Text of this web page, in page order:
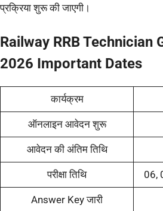
प्रक्रिया शुरू की जाएगी।
Railway RRB Technician
2026 Important Dates
कार्यक्रम
ऑनलाइन आवेदन शुरू
आवेदन की अंतिम तिथि
परीक्षा तिथि 06,
Answer Key जारी